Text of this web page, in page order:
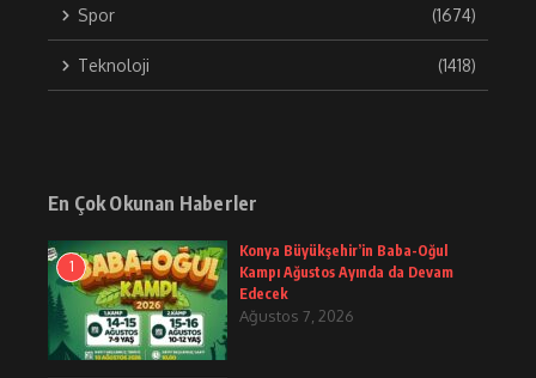
Spor (1674)
Teknoloji (1418)
En Çok Okunan Haberler
1
Konya Büyükşehir’in Baba-Oğul
Kampı Ağustos Ayında da Devam
Edecek
Ağustos 7, 2026